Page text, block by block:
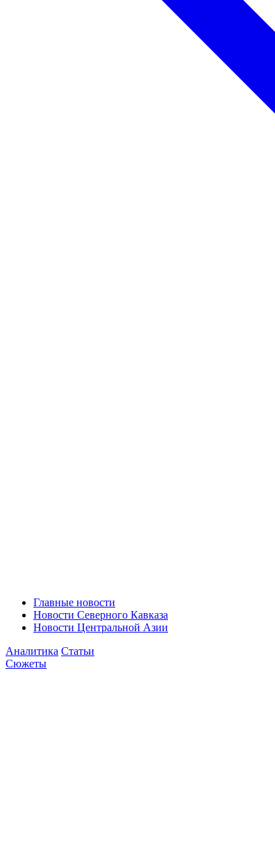
Главные новости
Новости Северного Кавказа
Новости Центральной Азии
Аналитика Статьи
Сюжеты